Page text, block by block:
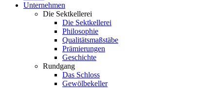
Unternehmen
Die Sektkellerei
Die Sektkellerei
Philosophie
Qualitätsmaßstäbe
Prämierungen
Geschichte
Rundgang
Das Schloss
Gewölbekeller